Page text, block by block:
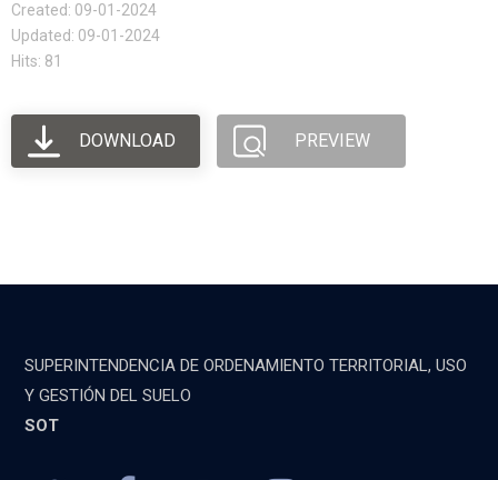
Created: 09-01-2024
Updated: 09-01-2024
Hits: 81
DOWNLOAD PREVIEW
SUPERINTENDENCIA DE ORDENAMIENTO TERRITORIAL, USO
Y GESTIÓN DEL SUELO
SOT